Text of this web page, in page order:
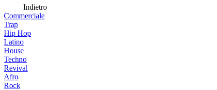
Indietro
Commerciale
Trap
Hip Hop
Latino
House
Techno
Revival
Afro
Rock